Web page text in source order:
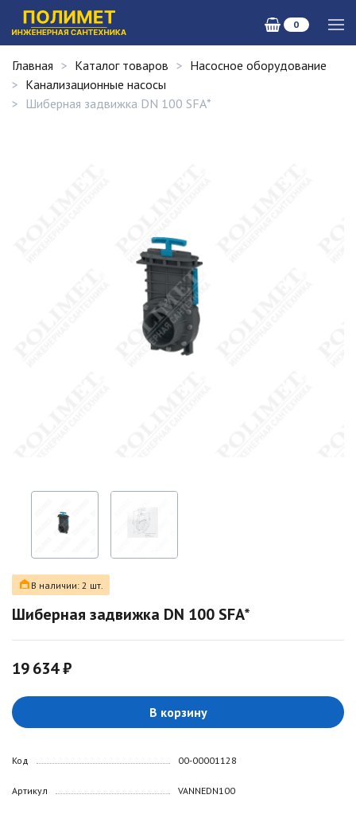
0
Главная Каталог товаров
Насосное оборудование
Канализационные насосы
Шиберная задвижка DN 100 SFA*
В наличии: 2 шт.
Шиберная задвижка DN 100 SFA*
19 634 ₽
В корзину
Код
Артикул
00-00001128
VANNEDN100